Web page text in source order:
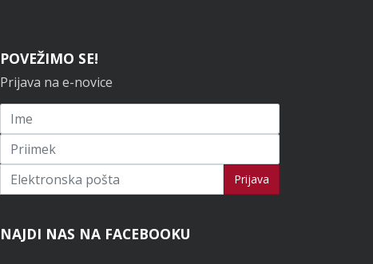
POVEŽIMO SE!
Prijava na e-novice
Prijavi se na novice Prijava
NAJDI NAS NA FACEBOOKU